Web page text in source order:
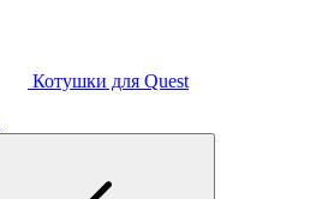
Котушки для Quest